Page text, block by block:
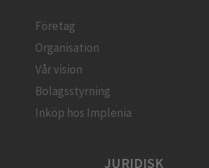
Företag
Organisation
Vår vision
Bolagsstyrning
Inköp hos Implenia
JURIDISK